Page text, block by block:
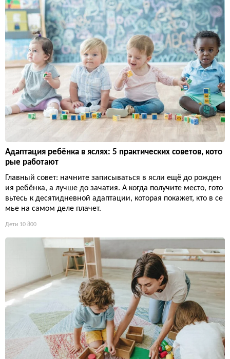
Адаптация ребёнка в яслях: 5 практических советов, кото
рые работают
Главный совет: начните записываться в ясли ещё до рожден
ия ребёнка, а лучше до зачатия. А когда получите место, гото
вьтесь к десятидневной адаптации, которая покажет, кто в се
мье на самом деле плачет.
Дети 10 800